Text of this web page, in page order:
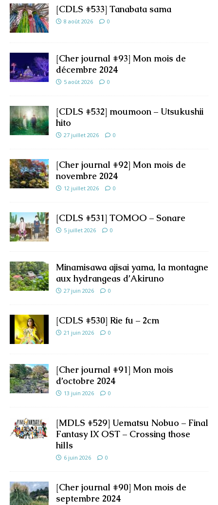
[CDLS #533] Tanabata sama
8 août 2026 0
[Cher journal #93] Mon mois de
décembre 2024
5 août 2026 0
[CDLS #532] moumoon – Utsukushii
hito
27 juillet 2026 0
[Cher journal #92] Mon mois de
novembre 2024
12 juillet 2026 0
[CDLS #531] TOMOO – Sonare
5 juillet 2026 0
Minamisawa ajisai yama, la montagne
aux hydrangeas d’Akiruno
27 juin 2026 0
[CDLS #530] Rie fu – 2cm
21 juin 2026 0
[Cher journal #91] Mon mois
d’octobre 2024
13 juin 2026 0
[MDLS #529] Uematsu Nobuo – Final
Fantasy IX OST – Crossing those
hills
6 juin 2026 0
[Cher journal #90] Mon mois de
septembre 2024